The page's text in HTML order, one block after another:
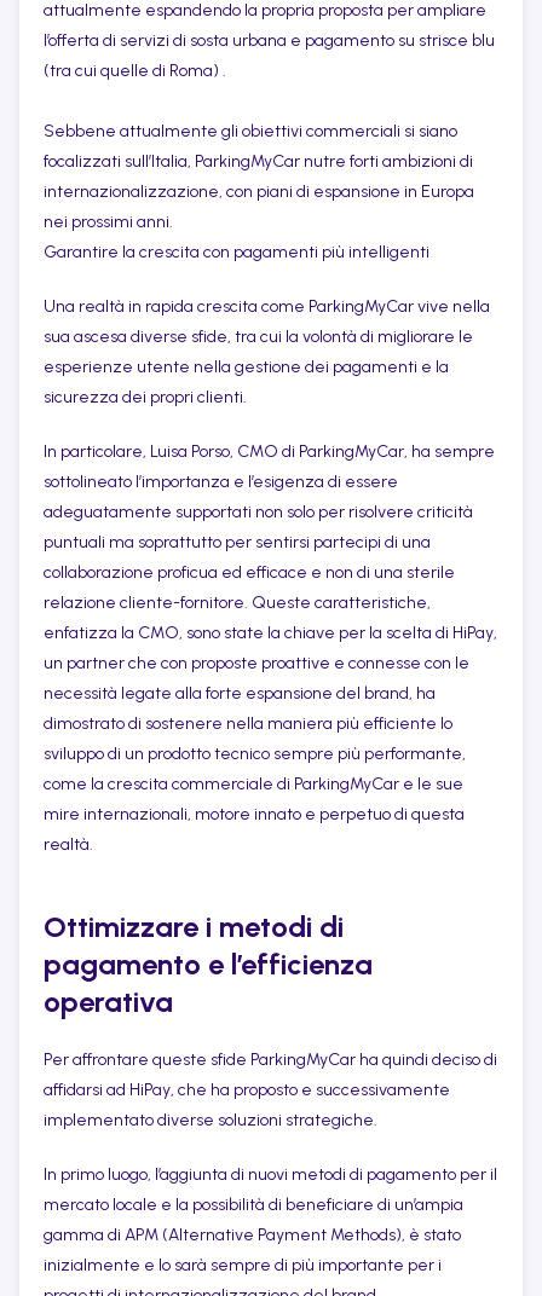
attualmente espandendo la propria proposta per ampliare
l’offerta di servizi di sosta urbana e pagamento su strisce blu
(tra cui quelle di Roma) .
Sebbene attualmente gli obiettivi commerciali si siano
focalizzati sull’Italia, ParkingMyCar nutre forti ambizioni di
internazionalizzazione, con piani di espansione in Europa
nei prossimi anni.
Garantire la crescita con pagamenti più intelligenti
Una realtà in rapida crescita come ParkingMyCar vive nella
sua ascesa diverse sfide, tra cui la volontà di migliorare le
esperienze utente nella gestione dei pagamenti e la
sicurezza dei propri clienti.
In particolare, Luisa Porso, CMO di ParkingMyCar, ha sempre
sottolineato l’importanza e l’esigenza di essere
adeguatamente supportati non solo per risolvere criticità
puntuali ma soprattutto per sentirsi partecipi di una
collaborazione proficua ed efficace e non di una sterile
relazione cliente-fornitore. Queste caratteristiche,
enfatizza la CMO, sono state la chiave per la scelta di HiPay,
un partner che con proposte proattive e connesse con le
necessità legate alla forte espansione del brand, ha
dimostrato di sostenere nella maniera più efficiente lo
sviluppo di un prodotto tecnico sempre più performante,
come la crescita commerciale di ParkingMyCar e le sue
mire internazionali, motore innato e perpetuo di questa
realtà.
Ottimizzare i metodi di
pagamento e l’efficienza
operativa
Per affrontare queste sfide ParkingMyCar ha quindi deciso di
affidarsi ad HiPay, che ha proposto e successivamente
implementato diverse soluzioni strategiche.
In primo luogo, l’aggiunta di nuovi metodi di pagamento per il
mercato locale e la possibilità di beneficiare di un’ampia
gamma di APM (Alternative Payment Methods), è stato
inizialmente e lo sarà sempre di più importante per i